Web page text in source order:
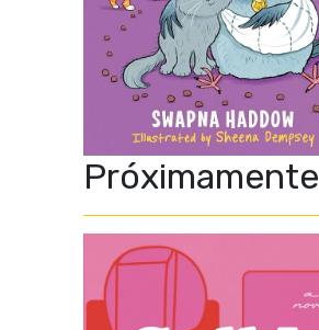
Próximamente